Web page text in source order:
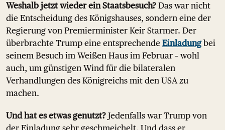
Weshalb jetzt wieder ein Staatsbesuch? Das war nicht
die Entscheidung des Königshauses, sondern eine der
Regierung von Premierminister Keir Starmer. Der
überbrachte Trump eine entsprechende Einladungbei
seinem Besuch im Weißen Haus im Februar – wohl
auch, um günstigen Wind für die bilateralen
Verhandlungen des Königreichs mit den USA zu
machen.
Und hat es etwas genutzt? Jedenfalls war Trump von
der Einladung sehr geschmeichelt. Und dass er